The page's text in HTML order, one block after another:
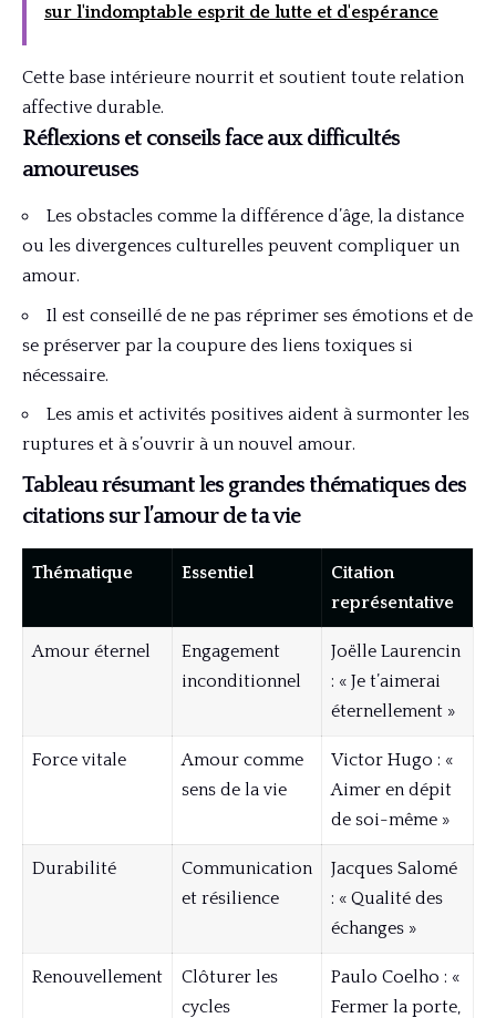
sur l'indomptable esprit de lutte et d'espérance
Cette base intérieure nourrit et soutient toute relation
affective durable.
Réflexions et conseils face aux difficultés
amoureuses
Les obstacles comme la différence d’âge, la distance
ou les divergences culturelles peuvent compliquer un
amour.
Il est conseillé de ne pas réprimer ses émotions et de
se préserver par la coupure des liens toxiques si
nécessaire.
Les amis et activités positives aident à surmonter les
ruptures et à s’ouvrir à un nouvel amour.
Tableau résumant les grandes thématiques des
citations sur l’amour de ta vie
Thématique Essentiel
Citation
représentative
Amour éternel
Engagement
inconditionnel
Joëlle Laurencin
: « Je t’aimerai
éternellement »
Force vitale
Amour comme
sens de la vie
Victor Hugo : «
Aimer en dépit
de soi-même »
Durabilité
Communication
et résilience
Jacques Salomé
: « Qualité des
échanges »
Renouvellement
Clôturer les
cycles
Paulo Coelho : «
Fermer la porte,